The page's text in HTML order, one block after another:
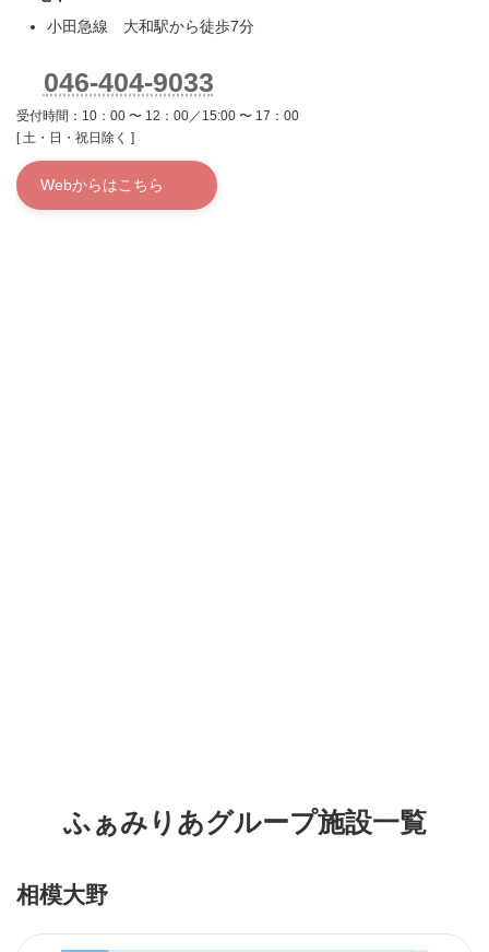
小田急線 大和駅から徒歩7分
046-404-9033
受付時間：10：00 〜 12：00／15:00 〜 17：00
[ 土・日・祝日除く ]
Webからはこちら
ふぁみりあグループ施設一覧
相模大野